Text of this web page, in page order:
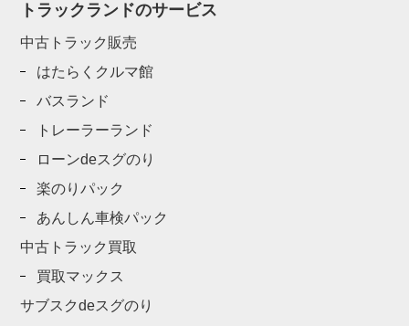
トラックランドのサービス
中古トラック販売
はたらくクルマ館
バスランド
トレーラーランド
ローンdeスグのり
楽のりパック
あんしん車検パック
中古トラック買取
買取マックス
サブスクdeスグのり